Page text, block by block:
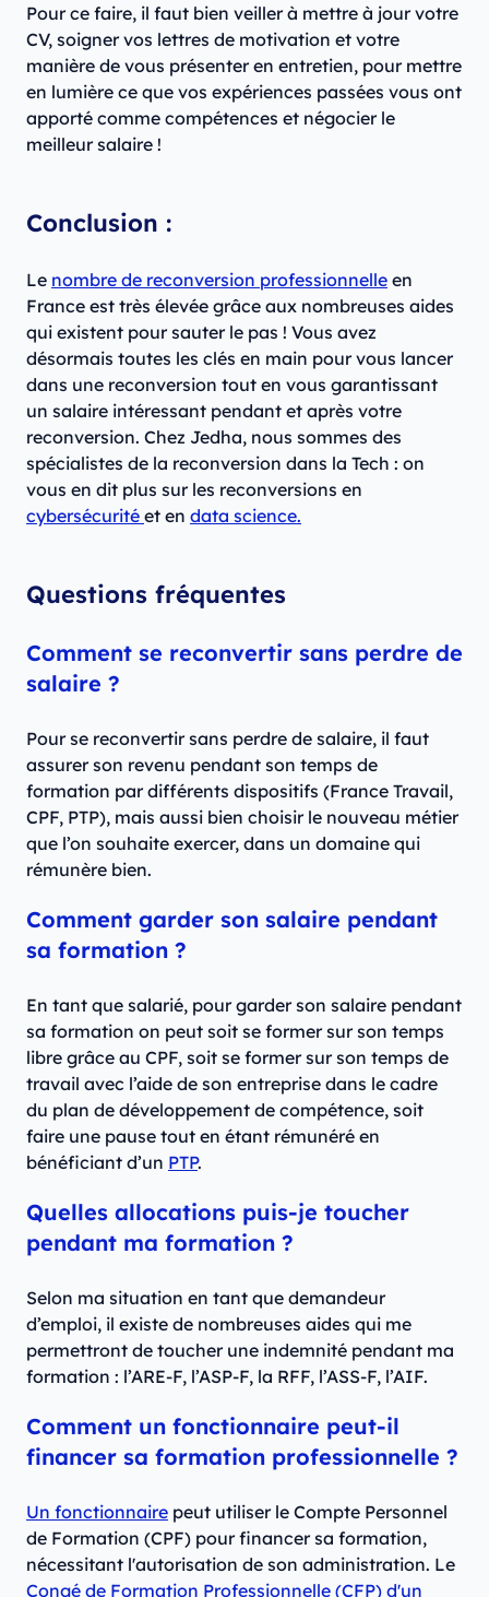
Pour ce faire, il faut bien veiller à mettre à jour votre
CV, soigner vos lettres de motivation et votre
manière de vous présenter en entretien, pour mettre
en lumière ce que vos expériences passées vous ont
apporté comme compétences et négocier le
meilleur salaire !
Conclusion :
Le nombre de reconversion professionnelle en
France est très élevée grâce aux nombreuses aides
qui existent pour sauter le pas ! Vous avez
désormais toutes les clés en main pour vous lancer
dans une reconversion tout en vous garantissant
un salaire intéressant pendant et après votre
reconversion. Chez Jedha, nous sommes des
spécialistes de la reconversion dans la Tech : on
vous en dit plus sur les reconversions en
cybersécurité et en data science.
Questions fréquentes
Comment se reconvertir sans perdre de
salaire ?
Pour se reconvertir sans perdre de salaire, il faut
assurer son revenu pendant son temps de
formation par différents dispositifs (France Travail,
CPF, PTP), mais aussi bien choisir le nouveau métier
que l’on souhaite exercer, dans un domaine qui
rémunère bien.
Comment garder son salaire pendant
sa formation ?
En tant que salarié, pour garder son salaire pendant
sa formation on peut soit se former sur son temps
libre grâce au CPF, soit se former sur son temps de
travail avec l’aide de son entreprise dans le cadre
du plan de développement de compétence, soit
faire une pause tout en étant rémunéré en
bénéficiant d’un PTP.
Quelles allocations puis-je toucher
pendant ma formation ?
Selon ma situation en tant que demandeur
d’emploi, il existe de nombreuses aides qui me
permettront de toucher une indemnité pendant ma
formation : l’ARE-F, l’ASP-F, la RFF, l’ASS-F, l’AIF.
Comment un fonctionnaire peut-il
financer sa formation professionnelle ?
Un fonctionnaire peut utiliser le Compte Personnel
de Formation (CPF) pour financer sa formation,
nécessitant l'autorisation de son administration. Le
Congé de Formation Professionnelle (CFP) d'un